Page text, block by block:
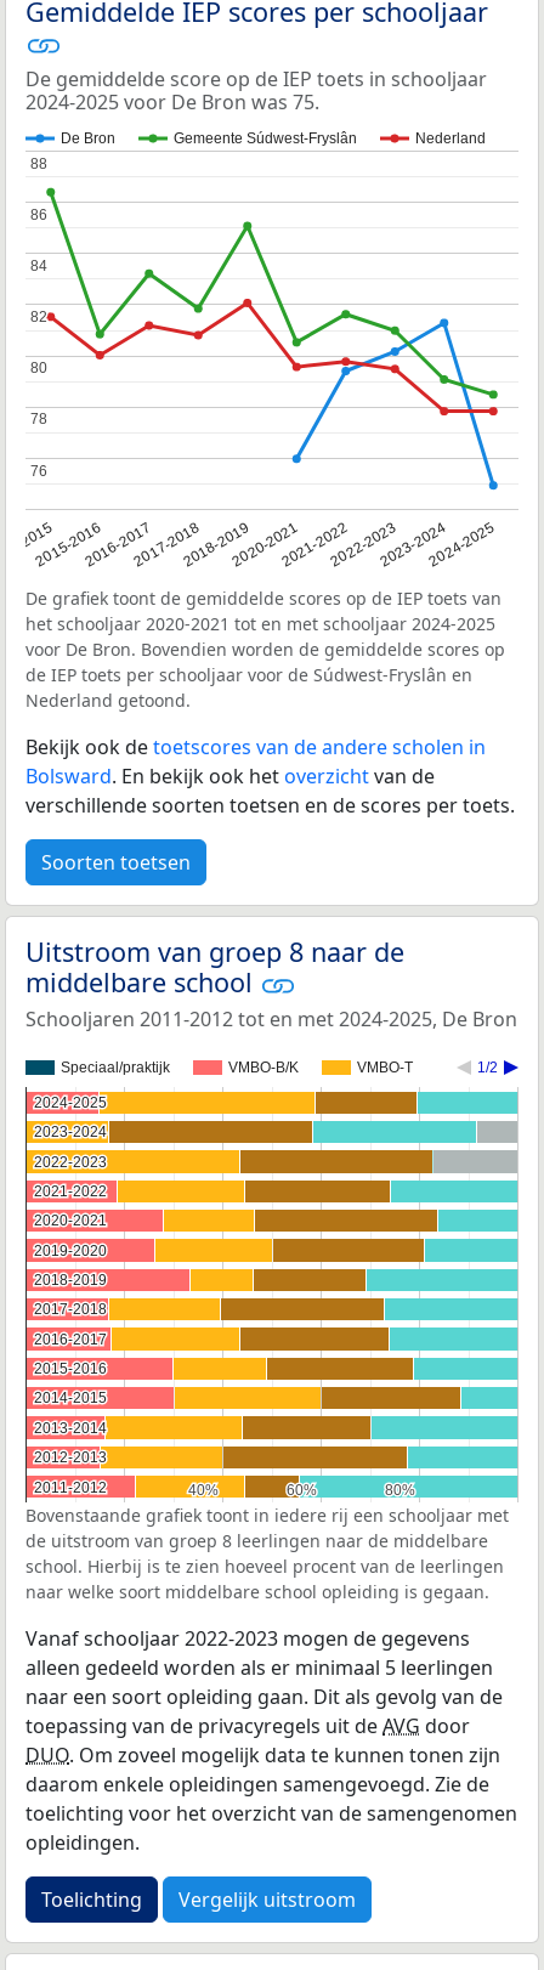
Gemiddelde IEP scores per schooljaar
De gemiddelde score op de IEP toets in schooljaar
2024-2025 voor De Bron was 75.
De Bron Gemeente Súdwest-Fryslân Nederland
2015
2015-20162016-20172017-20182018-20192020-20212021-20222022-20232023-20242024-2025
76
76
78
78
80
80
82
82
84
84
86
86
88
88
De grafiek toont de gemiddelde scores op de IEP toets van
het schooljaar 2020-2021 tot en met schooljaar 2024-2025
voor De Bron. Bovendien worden de gemiddelde scores op
de IEP toets per schooljaar voor de Súdwest-Fryslân en
Nederland getoond.
Bekijk ook detoetscores van de andere scholen in
Bolsward. En bekijk ook hetoverzichtvan de
verschillende soorten toetsen en de scores per toets.
Soorten toetsen
Uitstroom van groep 8 naar de
middelbare school
Schooljaren 2011-2012 tot en met 2024-2025, De Bron
Speciaal/praktijk VMBO-B/K VMBO-T 1/2
40%
40% 60%
60% 80%
80%
2024-2025
2024-2025
2023-2024
2023-2024
2022-2023
2022-2023
2021-2022
2021-2022
2020-2021
2020-2021
2019-2020
2019-2020
2018-2019
2018-2019
2017-2018
2017-2018
2016-2017
2016-2017
2015-2016
2015-2016
2014-2015
2014-2015
2013-2014
2013-2014
2012-2013
2012-2013
2011-2012
2011-2012
Bovenstaande grafiek toont in iedere rij een schooljaar met
de uitstroom van groep 8 leerlingen naar de middelbare
school. Hierbij is te zien hoeveel procent van de leerlingen
naar welke soort middelbare school opleiding is gegaan.
Vanaf schooljaar 2022-2023 mogen de gegevens
alleen gedeeld worden als er minimaal 5 leerlingen
naar een soort opleiding gaan. Dit als gevolg van de
toepassing van de privacyregels uit deAVG door
DUO. Om zoveel mogelijk data te kunnen tonen zijn
daarom enkele opleidingen samengevoegd. Zie de
toelichting voor het overzicht van de samengenomen
opleidingen.
Toelichting Vergelijk uitstroom